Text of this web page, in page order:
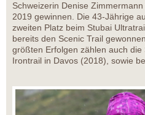
Schweizerin Denise
2019 gewinnen. Die 43-Jährige
zweiten Platz beim Stubai
bereits den Scenic Trail
größten Erfolgen zählen auch die
Irontrail in Davos (2018), sowie